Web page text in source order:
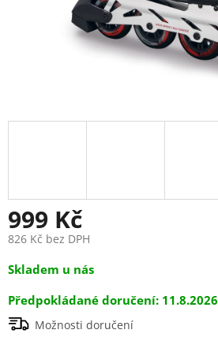
999 Kč
826 Kč bez DPH
Měrná
cena:
Skladem u nás
11.8.2026
Možnosti doručení